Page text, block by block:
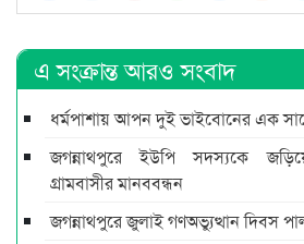
এ সংক্রান্ত আরও সংবাদ
ধর্মপাশায় আপন দুই ভাইবোনের এক
জগন্নাথপুরে ইউপি সদস্যকে
গ্রামবাসীর মানববন্ধন
জগন্নাথপুরে জুলাই গণঅভ্যুত্থান দিবস